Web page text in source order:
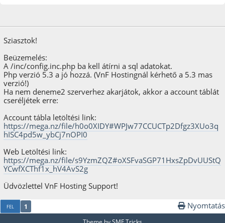
Sziasztok!
Beüzemelés:
A /inc/config.inc.php ba kell átírni a sql adatokat.
Php verzió 5.3 a jó hozzá. (VnF Hostingnál kérhető a 5.3 mas
verzió!)
Ha nem deneme2 szerverhez akarjátok, akkor a account táblát
cseréljétek erre:
Account tábla letöltési link:
https://mega.nz/file/h0o0XIDY#WPJw77CCUCTp2Dfgz3XUo3q
hISC4pd5w_ybCj7nOPI0
Web Letöltési link:
https://mega.nz/file/s9YzmZQZ#oXSFvaSGP71HxsZpDvUUStQ
YCwfXCThf1x_hV4AvS2g
Üdvözlettel VnF Hosting Support!
FEL 1 Nyomtatás